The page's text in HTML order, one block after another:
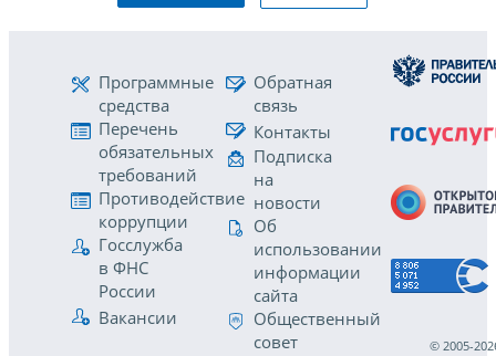
Программные
средства
Перечень
обязательных
требований
Противодействие
коррупции
Госслужба
в ФНС
России
Вакансии
Обратная
связь
Контакты
Подписка
на
новости
Об
использовании
информации
сайта
Общественный
совет
© 2005-